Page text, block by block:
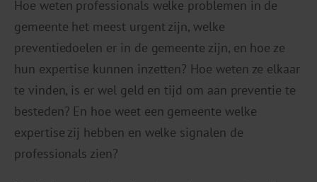
Hoe weten professionals welke problemen in de
gemeente het meest urgent zijn, welke
preventiedoelen er in de gemeente zijn, en hoe ze
hun expertise kunnen inzetten? Hoe weten ze elkaar
te vinden, is er wel geld en tijd om aan preventie te
besteden? En hoe weet een gemeente welke
expertise zij hebben en welke signalen de
professionals zien?